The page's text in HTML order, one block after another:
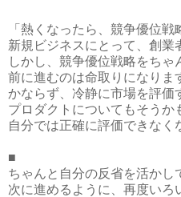
「熱くなったら、競争優位戦
新規ビジネスにとって、創業
しかし、競争優位戦略をちゃ
前に進むのは命取りになりま
かならず、冷静に市場を評価
プロダクトについてもそうか
自分では正確に評価できなく
■
ちゃんと自分の反省を活かし
次に進めるように、再度いろ